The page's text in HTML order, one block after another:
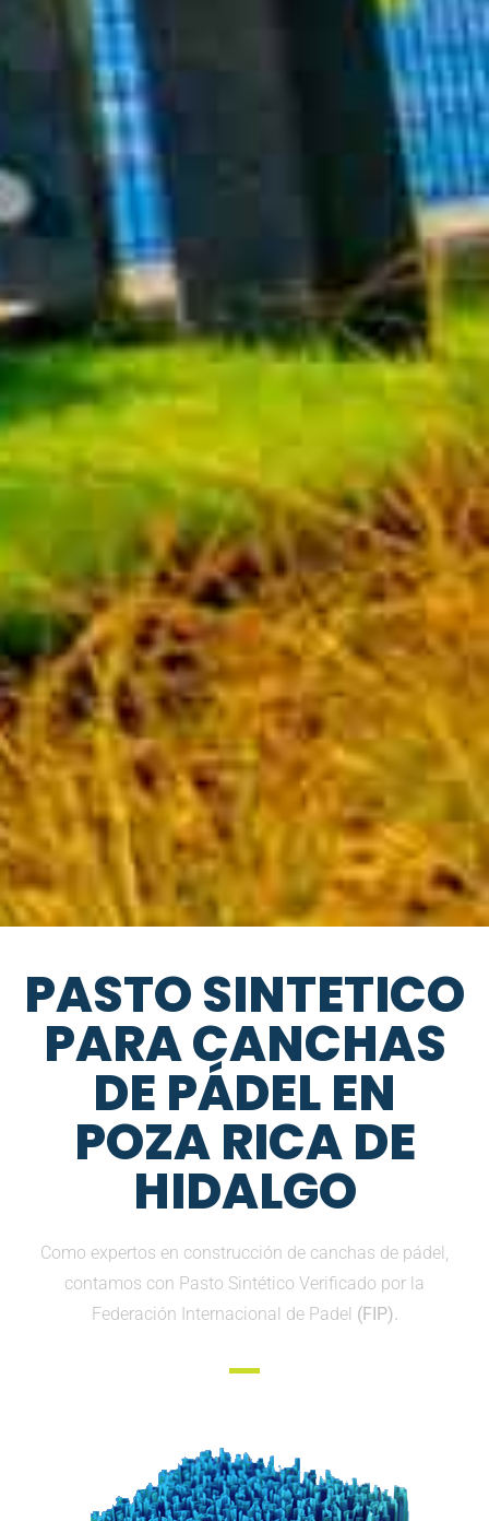
PASTO SINTETICO
PARA CANCHAS
DE PÁDEL EN
POZA RICA DE
HIDALGO
Como expertos en construcción de canchas de pádel,
contamos con Pasto Sintético Verificado por la
Federación Internacional de Padel (FIP).